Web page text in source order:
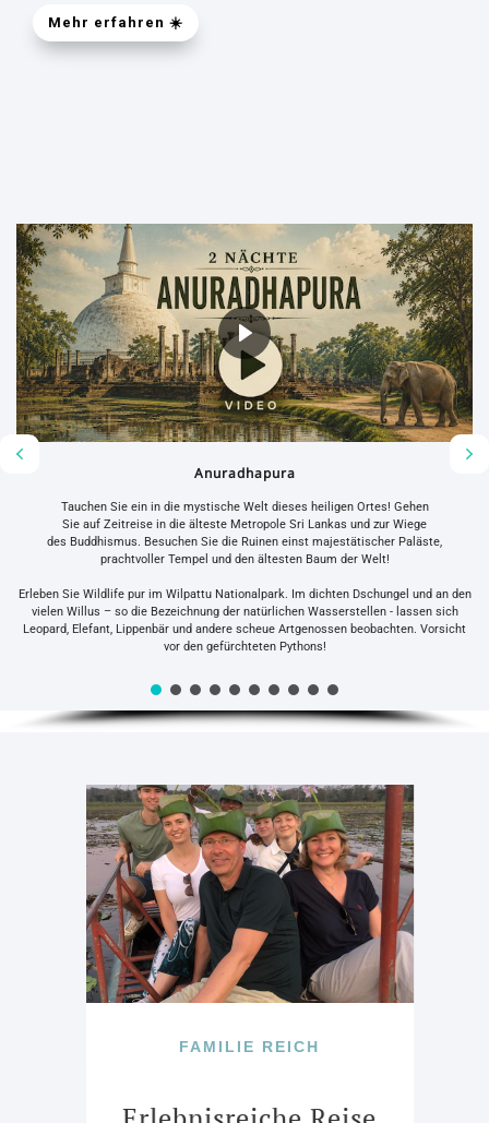
Mehr erfahren ☀️
Anuradhapura
Tauchen Sie ein in die mystische Welt dieses heiligen Ortes! Gehen
Sie auf Zeitreise in die älteste Metropole Sri Lankas und zur Wiege
des Buddhismus. Besuchen Sie die Ruinen einst majestätischer Paläste,
prachtvoller Tempel und den ältesten Baum der Welt!
Erleben Sie Wildlife pur im Wilpattu Nationalpark. Im dichten Dschungel und an den
vielen Willus – so die Bezeichnung der natürlichen Wasserstellen - lassen sich
Leopard, Elefant, Lippenbär und andere scheue Artgenossen beobachten. Vorsicht
vor den gefürchteten Pythons!
FAMILIE REICH